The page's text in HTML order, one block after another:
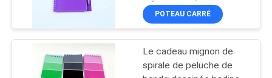
Les cartes flash de
étude des enfants
POTEAU CARRÉ
Le cadeau mignon de
spirale de peluche de